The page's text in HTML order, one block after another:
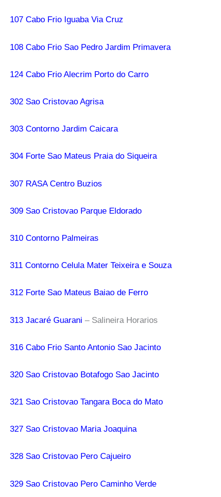
107 Cabo Frio Iguaba Via Cruz
108 Cabo Frio Sao Pedro Jardim Primavera
124 Cabo Frio Alecrim Porto do Carro
302 Sao Cristovao Agrisa
303 Contorno Jardim Caicara
304 Forte Sao Mateus Praia do Siqueira
307 RASA Centro Buzios
309 Sao Cristovao Parque Eldorado
310 Contorno Palmeiras
311 Contorno Celula Mater Teixeira e Souza
312 Forte Sao Mateus Baiao de Ferro
313 Jacaré Guarani – Salineira Horarios
316 Cabo Frio Santo Antonio Sao Jacinto
320 Sao Cristovao Botafogo Sao Jacinto
321 Sao Cristovao Tangara Boca do Mato
327 Sao Cristovao Maria Joaquina
328 Sao Cristovao Pero Cajueiro
329 Sao Cristovao Pero Caminho Verde